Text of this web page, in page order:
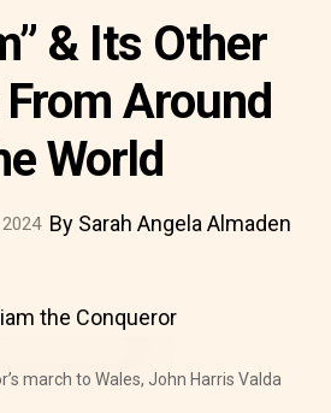
& Its Other
Around
World
By Sarah Angela Almaden
march to Wales, John Harris Valda